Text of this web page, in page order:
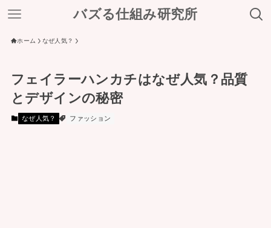
バズる仕組み研究所
ホーム なぜ人気？
フェイラーハンカチはなぜ人気？品質
とデザインの秘密
なぜ人気？ ファッション